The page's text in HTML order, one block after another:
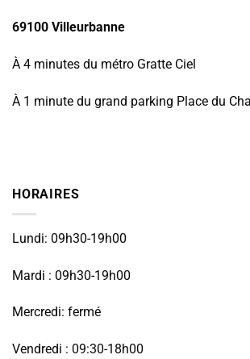
69100 Villeurbanne
À 4 minutes du métro Gratte Ciel
À 1 minute du grand parking Place du
HORAIRES
Lundi: 09h30-19h00
Mardi : 09h30-19h00
Mercredi: fermé
Vendredi : 09:30-18h00